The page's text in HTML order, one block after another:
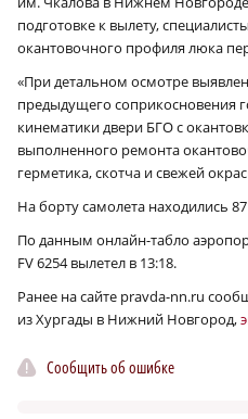
подготовке к вылету,
окантовочного профиля люка
«При детальном осмотре
предыдущего соприкосновения
кинематики двери БГО с
выполненного ремонта
герметика, скотча и свежей
На борту самолета находились
По данным онлайн-табло
FV 6254 вылетел в 13:18.
Ранее на сайте pravda-nn.ru
из Хургады в Нижний Новгород,
Сообщить об ошибке